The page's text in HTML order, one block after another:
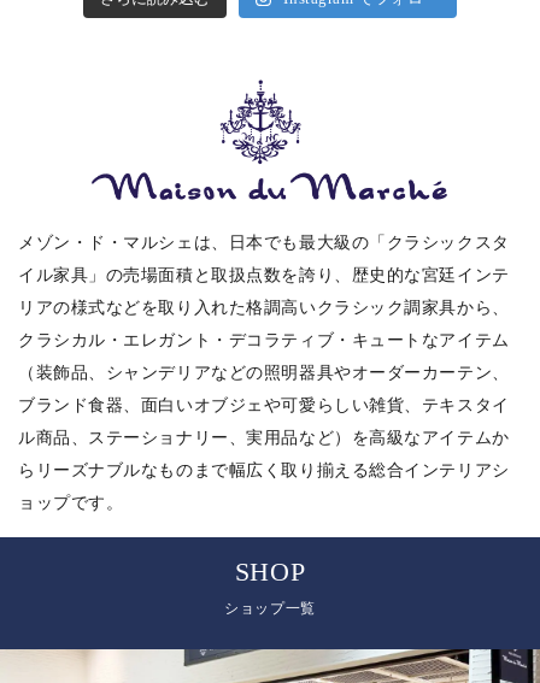
メゾン・ド・マルシェは、日本でも最大級の「クラシックスタ
イル家具」の売場面積と取扱点数を誇り、歴史的な宮廷インテ
リアの様式などを取り入れた格調高いクラシック調家具から、
クラシカル・エレガント・デコラティブ・キュートなアイテム
（装飾品、シャンデリアなどの照明器具やオーダーカーテン、
ブランド食器、面白いオブジェや可愛らしい雑貨、テキスタイ
ル商品、ステーショナリー、実用品など）を高級なアイテムか
らリーズナブルなものまで幅広く取り揃える総合インテリアシ
ョップです。
SHOP
ショップ一覧